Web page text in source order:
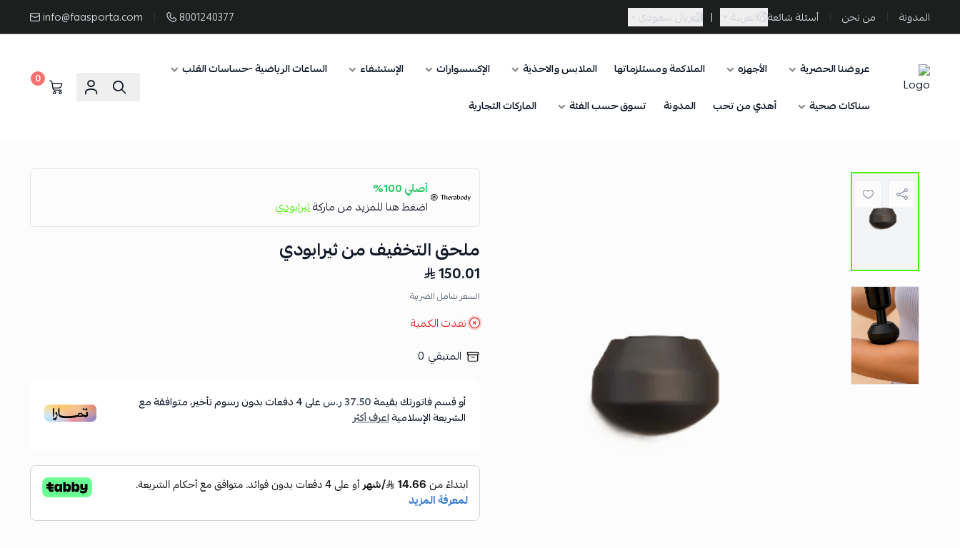
المدونة من نحن أسئلة شائعة العربية | ريال سعودي 8001240377
info@faasporta.com
Sporta
عروضنا الحصرية الأجهزه الملاكمة ومستلزماتها الملابس والاحذية الإكسسوارات الإستشفاء
الساعات الرياضية -حساسات القلب
سناكات صحية
أهدي من تحب المدونة تسوق حسب الفئة الماركات التجارية
0
أصلي 100%
اضغط هنا للمزيد من ماركةثيرابودي
ملحق التخفيف من ثيرابودي
150.01
السعر شامل الضريبة
نفدت الكمية
المتبقي 0
أو قسم فاتورتك بقيمة37.50 ر.س على4دفعات بدون رسوم تأخير، متوافقة مع
الشريعة الإسلاميةاعرف أكثر